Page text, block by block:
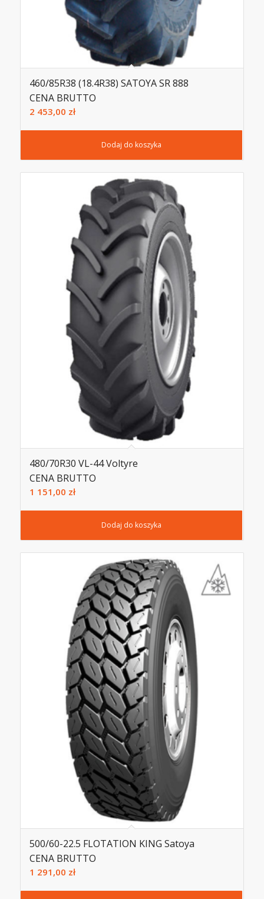
460/85R38 (18.4R38) SATOYA SR 888
CENA BRUTTO
2 453,00 zł
Dodaj do koszyka
480/70R30 VL-44 Voltyre
CENA BRUTTO
1 151,00 zł
Dodaj do koszyka
500/60-22.5 FLOTATION KING Satoya
CENA BRUTTO
1 291,00 zł